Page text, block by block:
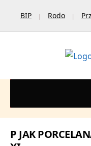
BIP Rodo
P JAK